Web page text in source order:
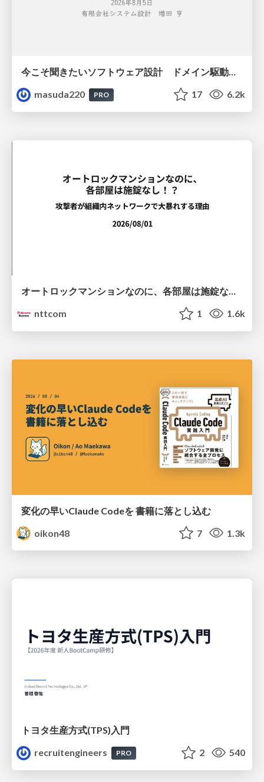
masuda220
PRO 17 6.2k
オートロックマンションなのに、各部屋は施錠なし！？ 攻撃者が組織内ネットワークで大暴れする理由 / The Front Door Is Locked, but the Rooms Are Wide Open: Why Attackers Move Freely Inside Enterprise Networks
nttcom
1 1.6k
変化の早いClaude Codeを 書籍に落とし込む
oikon48
7 1.3k
トヨタ⽣産⽅式(TPS)⼊⾨
recruitengineers
PRO 2 540